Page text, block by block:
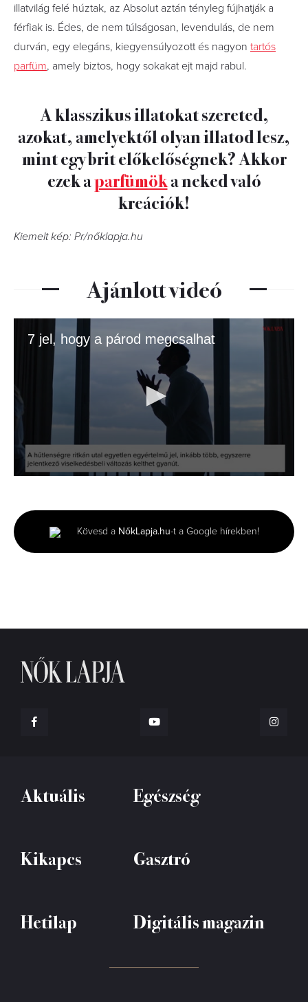
illatvilág felé húztak, az Absolut aztán tényleg fújhatják a
férfiak is. Édes, de nem túlságosan, levendulás, de nem
durván, egy elegáns, kiegyensúlyozott és nagyon tartós
parfüm, amely biztos, hogy sokakat ejt majd rabul.
A klasszikus illatokat szereted,
azokat, amelyektől olyan illatod lesz,
mint egy brit előkelőségnek? Akkor
ezek aparfümöka neked való
kreációk!
Kiemelt kép: Pr/nőklapja.hu
Ajánlott videó
7 jel, hogy a párod megcsalhat
minute,
12
seconds
Kövesd a NőkLapja.hu-t a Google hírekben!
Aktuális Egészség
Kikapcs Gasztró
Hetilap Digitális magazin